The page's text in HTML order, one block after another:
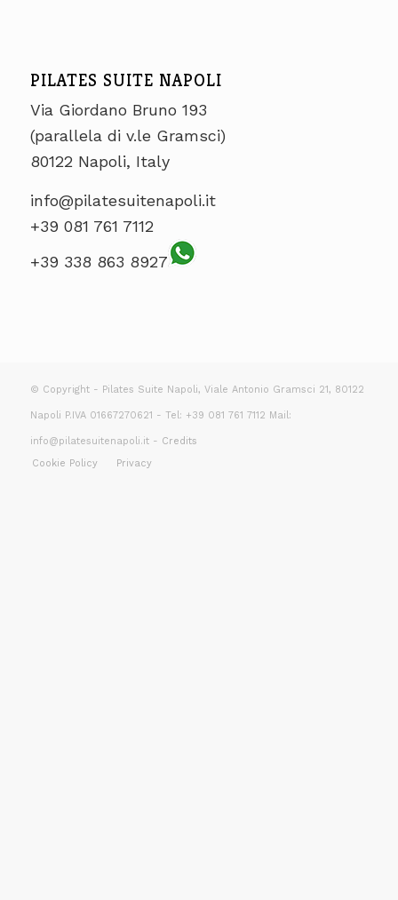
PILATES SUITE NAPOLI
Via Giordano Bruno 193
(parallela di v.le Gramsci)
80122 Napoli, Italy
info@pilatesuitenapoli.it
+39 081 761 7112
+39 338 863 8927
© Copyright - Pilates Suite Napoli, Viale Antonio Gramsci 21, 80122
Napoli P.IVA 01667270621 - Tel: +39 081 761 7112 Mail:
info@pilatesuitenapoli.it - Credits
Cookie Policy
Privacy